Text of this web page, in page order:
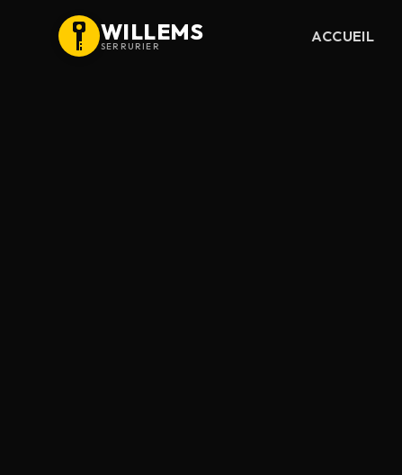
WILLEMS
SERRURIER
ACCUEIL